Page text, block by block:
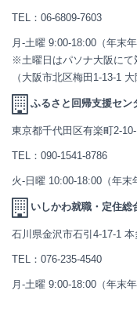
TEL： 06-6809-7603
月-土曜 9:00-18:00（年末
※土曜日はパソナ大阪にて
（大阪市北区梅田1-13-1
ふるさと回帰支援セン
東京都千代田区有楽町2-
TEL： 090-1541-8786
火-日曜 10:00-18:00（年末
いしかわ就職・定住総
石川県金沢市石引4-17-1
TEL： 076-235-4540
月-土曜 9:00-18:00（年末